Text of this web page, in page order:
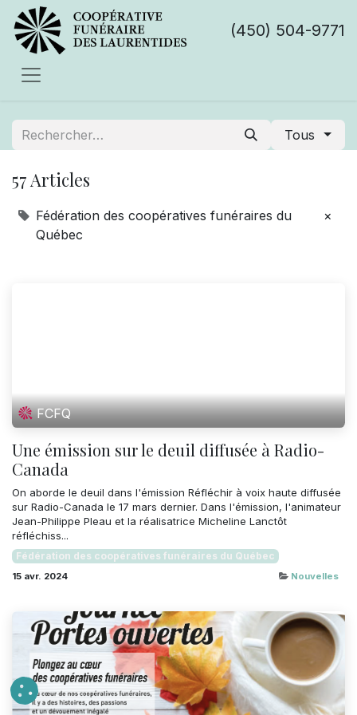
(450) 504-9771
Tous
57 Articles
Fédération des coopératives funéraires du
Québec
×
FCFQ
Une émission sur le deuil diffusée à Radio-
Canada
On aborde le deuil dans l'émission Réfléchir à voix haute diffusée
sur Radio-Canada le 17 mars dernier. Dans l'émission, l'animateur
Jean-Philippe Pleau et la réalisatrice Micheline Lanctôt
réfléchiss...
Fédération des coopératives funéraires du Québec
15 avr. 2024 Nouvelles